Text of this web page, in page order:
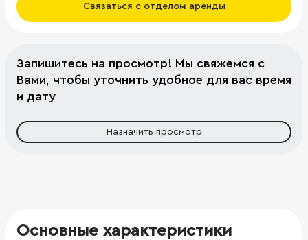
Связаться с отделом аренды
Запишитесь на просмотр! Мы свяжемся с
Вами, чтобы уточнить удобное для вас время
и дату
Назначить просмотр
Основные характеристики